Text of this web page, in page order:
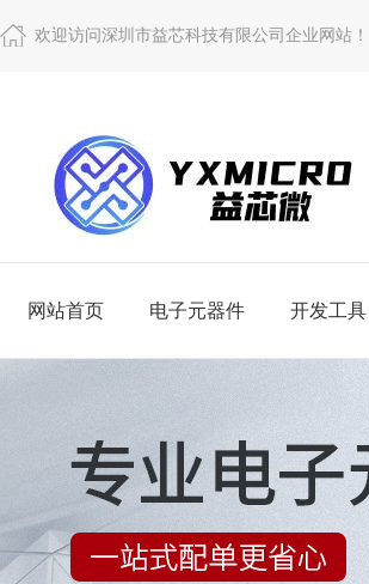
欢迎访问深圳市益芯科技有限公司企业网站！
网站首页 电子元器件 开发工具
查看更多